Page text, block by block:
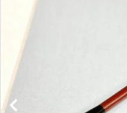
ACCOUNT MENU
商品一覧